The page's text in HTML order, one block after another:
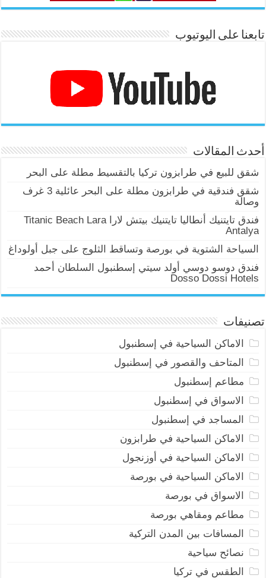
تابعنا على اليوتيوب
أحدث المقالات
شقق للبيع في طرابزون تركيا بالتقسيط مطلة على البحر
شقق فندقية في طرابزون مطلة على البحر عائلية 3 غرف
وصالة
فندق تايتنيك أنطاليا تايتنيك بيتش لارا Titanic Beach Lara
Antalya
السياحة الشتوية في بورصة وتساقط الثلوج على جبل أولوداغ
فندق دوسو دوسي أولد سيتي إسطنبول السلطان أحمد
Dosso Dossi Hotels
تصنيفات
الاماكن السياحية في إسطنبول
المتاحف والقصور في إسطنبول
مطاعم إسطنبول
الاسواق في إسطنبول
المساجد في إسطنبول
الاماكن السياحية في طرابزون
الاماكن السياحية في أوزنجول
الاماكن السياحية في بورصة
الاسواق في بورصة
مطاعم ومقاهي بورصة
المسافات بين المدن التركية
نصائح سياحية
الطقس في تركيا